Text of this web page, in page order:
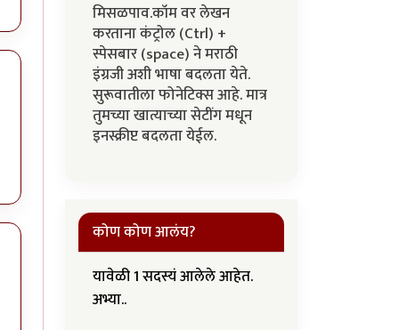
मिसळपाव.कॉम वर लेखन
करताना कंट्रोल (Ctrl) +
स्पेसबार (space) ने मराठी
इंग्रजी अशी भाषा बदलता येते.
सुरूवातीला फोनेटिक्स आहे. मात्र
तुमच्या खात्याच्या सेटींग मधून
इनस्क्रीप्ट बदलता येईल.
कोण कोण आलंय?
यावेळी 1 सदस्यं आलेले आहेत.
अभ्या..